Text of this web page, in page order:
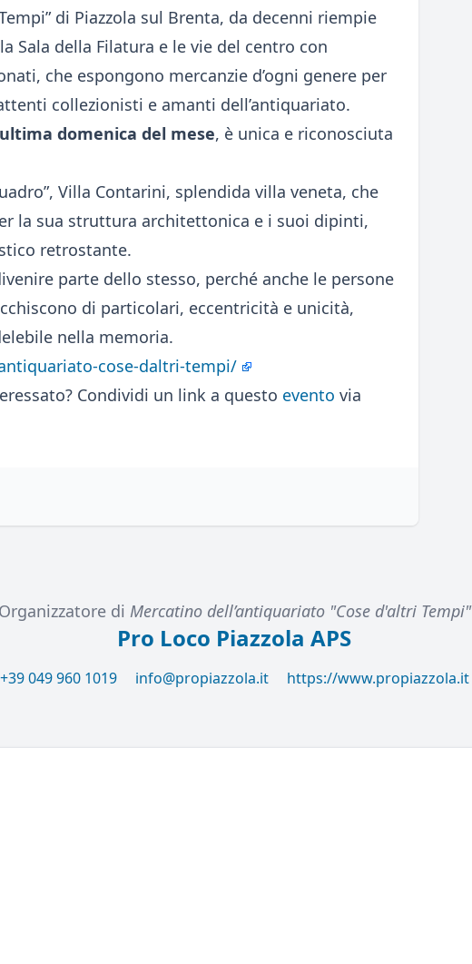
di Piazzola sul Brenta, da decenni riempie
Sala della Filatura e le vie del centro con
che espongono mercanzie d’ogni genere per
collezionisti e amanti dell’antiquariato.
domenica del mese, è unica e riconosciuta
Villa Contarini, splendida villa veneta, che
la sua struttura architettonica e i suoi dipinti,
retrostante.
parte dello stesso, perché anche le persone
di particolari, eccentricità e unicità,
nella memoria.
cose-daltri-tempi/
Condividi un link a questo evento via
Organizzatore di Mercatino dell’antiquariato "Cose d'altri Tempi"
Pro Loco Piazzola APS
+39 049 960 1019 info@propiazzola.it https://www.propiazzola.it